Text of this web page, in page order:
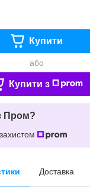
Купити
або
Купити з
Пром?
Доставка